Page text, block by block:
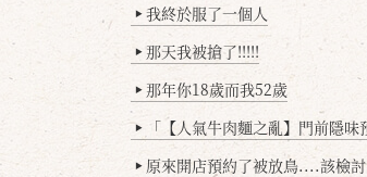
▶ 我終於服了一個人
▶ 那天我被搶了!!!!!
▶ 那年你18歲而我52歲
▶ 「【人氣牛肉麵之亂】門前隱味
▶ 原來開店預約了被放鳥....該檢討